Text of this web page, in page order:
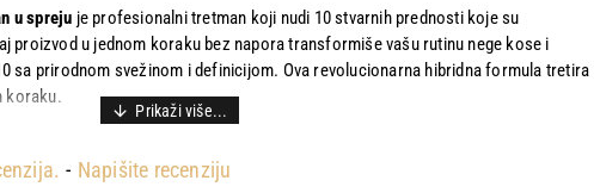
u spreju je profesionalni tretman koji nudi 10 stvarnih prednosti koje su
proizvod u jednom koraku bez napora transformiše vašu rutinu nege kose i
sa prirodnom svežinom i definicijom. Ova revolucionarna hibridna formula tretira
koraku.
kovrdže- Napišite recenziju